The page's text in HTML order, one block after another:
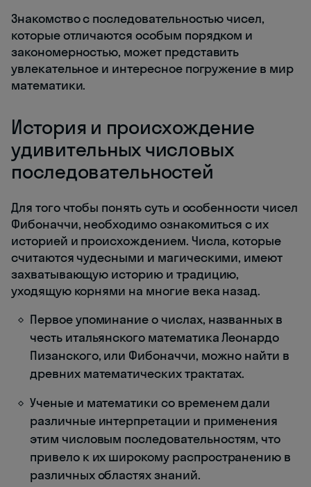
Знакомство с последовательностью чисел,
которые отличаются особым порядком и
закономерностью, может представить
увлекательное и интересное погружение в мир
математики.
История и происхождение
удивительных числовых
последовательностей
Для того чтобы понять суть и особенности чисел
Фибоначчи, необходимо ознакомиться с их
историей и происхождением. Числа, которые
считаются чудесными и магическими, имеют
захватывающую историю и традицию,
уходящую корнями на многие века назад.
Первое упоминание о числах, названных в
честь итальянского математика Леонардо
Пизанского, или Фибоначчи, можно найти в
древних математических трактатах.
Ученые и математики со временем дали
различные интерпретации и применения
этим числовым последовательностям, что
привело к их широкому распространению в
различных областях знаний.